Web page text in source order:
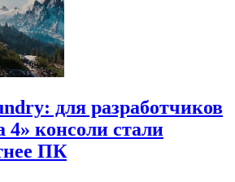
для разработчиков
4» консоли стали
ПК